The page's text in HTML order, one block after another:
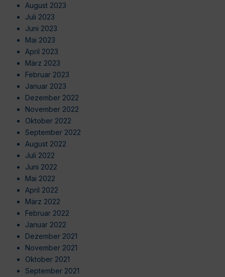
August 2023
Juli 2023
Juni 2023
Mai 2023
April 2023
März 2023
Februar 2023
Januar 2023
Dezember 2022
November 2022
Oktober 2022
September 2022
August 2022
Juli 2022
Juni 2022
Mai 2022
April 2022
März 2022
Februar 2022
Januar 2022
Dezember 2021
November 2021
Oktober 2021
September 2021